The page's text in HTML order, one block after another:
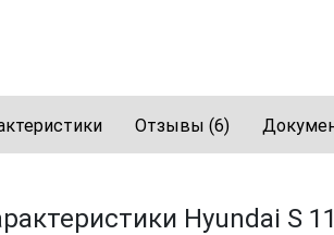
Отзывы (6)
Hyundai S